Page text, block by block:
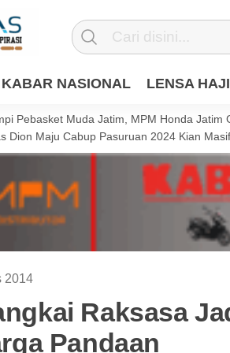
KABAR NASIONAL LENSA HAJI
Pebasket Muda Jatim, MPM Honda Jatim
Dion Maju Cabup Pasuruan 2024 Kian Masif
2014
Raksasa
Pandaan